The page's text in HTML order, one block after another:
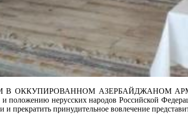
АЗЕРБАЙДЖАНОМ
положению нерусских народов Российской
и прекратить принудительное вовлечение